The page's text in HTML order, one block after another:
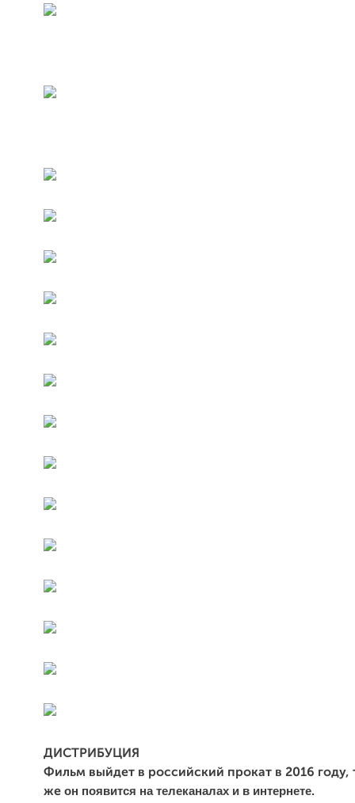
ДИСТРИБУЦИЯ
Фильм выйдет в российский прокат в 2016 году,
же он появится на телеканалах и в интернете.